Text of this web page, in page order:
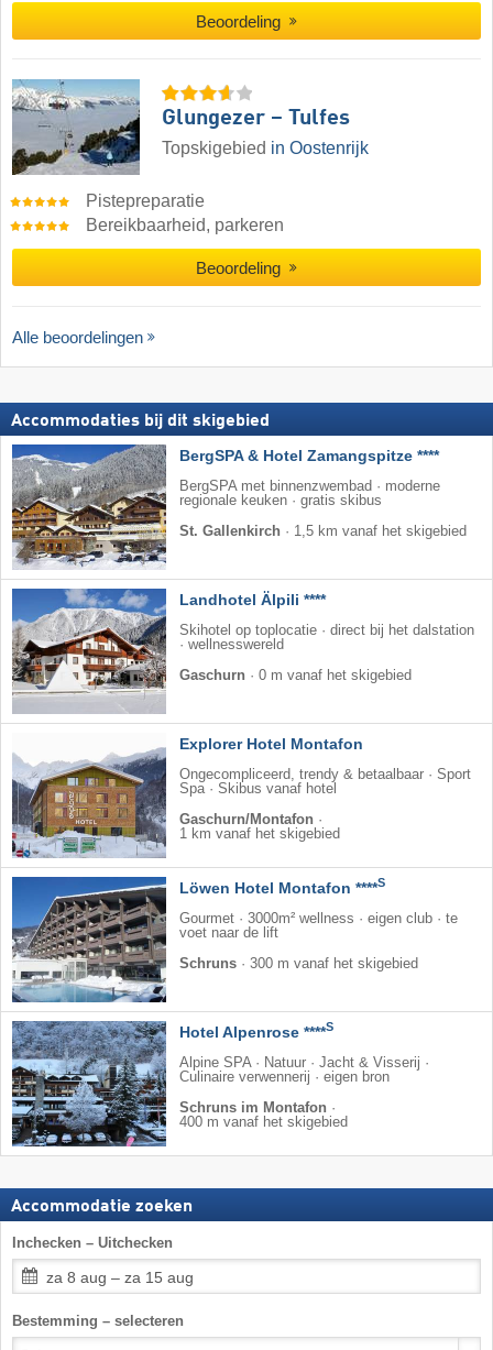
Beoordeling
Glungezer – Tulfes
Topskigebied in Oostenrijk
Pistepreparatie
Bereikbaarheid, parkeren
Beoordeling
Alle beoordelingen
Accommodaties bij dit skigebied
BergSPA & Hotel Zamangspitze ****
BergSPA met binnenzwembad · moderne
regionale keuken · gratis skibus
St. Gallenkirch · 1,5 km vanaf het skigebied
Landhotel Älpili ****
Skihotel op toplocatie · direct bij het dalstation
· wellnesswereld
Gaschurn · 0 m vanaf het skigebied
Explorer Hotel Montafon
Ongecompliceerd, trendy & betaalbaar · Sport
Spa · Skibus vanaf hotel
Gaschurn/Montafon ·
1 km vanaf het skigebied
Löwen Hotel Montafon ****S
Gourmet · 3000m² wellness · eigen club · te
voet naar de lift
Schruns · 300 m vanaf het skigebied
Hotel Alpenrose ****S
Alpine SPA · Natuur · Jacht & Visserij ·
Culinaire verwennerij · eigen bron
Schruns im Montafon ·
400 m vanaf het skigebied
Accommodatie zoeken
Inchecken – Uitchecken
za 8 aug – za 15 aug
Bestemming – selecteren